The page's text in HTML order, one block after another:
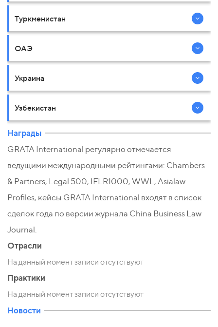
Туркменистан
ОАЭ
Украина
Узбекистан
Награды
GRATA International регулярно отмечается
ведущими международными рейтингами: Chambers
& Partners, Legal 500, IFLR1000, WWL, Asialaw
Profiles, кейсы GRATA International входят в список
сделок года по версии журнала China Business Law
Journal.
Отрасли
На данный момент записи отсутствуют
Практики
На данный момент записи отсутствуют
Новости